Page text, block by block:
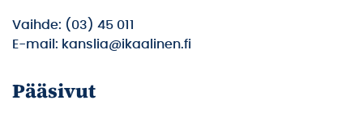
Vaihde: (03) 45 011
E-mail: kanslia@ikaalinen.fi
Pääsivut